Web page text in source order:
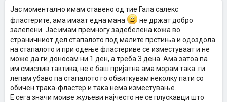
Јас моментално имам ставено од тие Гала салекс
фластерите, ама имаат една мана
не држат добро
залепени. Јас имам премногу задебелена кожа во
страничниот дел стапалото под малите прстиња и одоздола
на стапалото и при одење фластериве се изместуваат и не
може да ги доносам ни 1 ден, а треба 3 дена. Ама затоа па
им смислив тактика, не е баш пријатна ама морам така..ги
лепам убаво па стапалото го обвиткувам неколку пати со
обичен трака-фластер и така нема изместување.
Е сега значи моиве жуљеви најчесто не се плускавци што